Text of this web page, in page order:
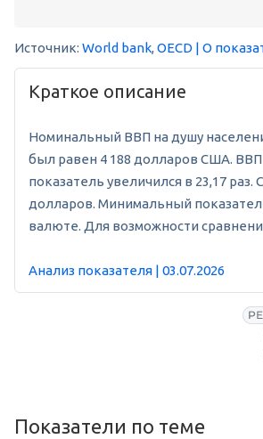
Источник: World bank,OECD | О
Краткое описание
Номинальный ВВП на душу
был равен 4 188 долларов США. ВВП
показатель увеличился в 23,17
долларов. Минимальный
валюте. Для возможности
Анализ показателя | 03.07.2026
Показатели по теме